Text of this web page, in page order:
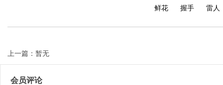
鲜花 握手 雷人
上一篇：暂无
会员评论